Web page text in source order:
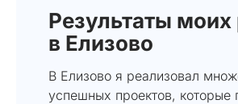
Результаты моих
в Елизово
В Елизово я реализовал
успешных проектов, которые